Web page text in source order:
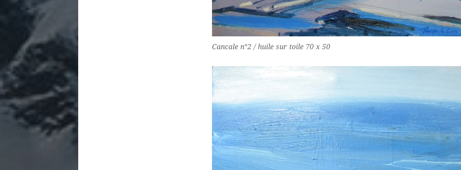
Cancale n°2 / huile sur toile 70 x 50